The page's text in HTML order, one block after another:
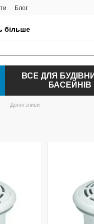
Блог
більше
ВСЕ ДЛЯ
БАСЕЙНІВ
Донні зливи